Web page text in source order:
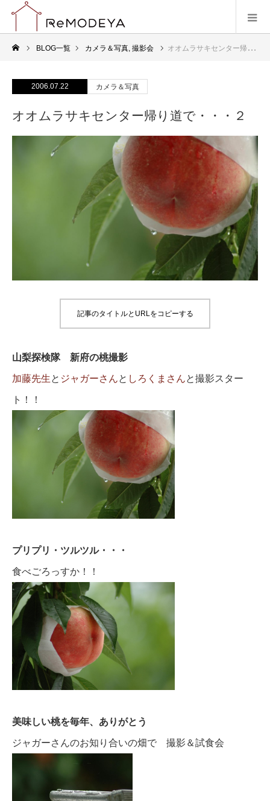
BLOG一覧 カメラ＆写真, 撮影会 オオムラサキセンター帰り道で・・・２
2006.07.22 カメラ＆写真
オオムラサキセンター帰り道で・・・２
記事のタイトルとURLをコピーする
山梨探検隊 新府の桃撮影
加藤先生と ジャガーさんと しろくまさんと撮影スター
ト！！
プリプリ・ツルツル・・・
食べごろっすか！！
美味しい桃を毎年、ありがとう
ジャガーさんのお知り合いの畑で 撮影＆試食会